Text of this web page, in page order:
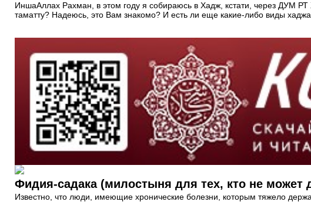
ИншаАллах Рахман, в этом году я собираюсь в Хадж, кстати, через ДУМ
таматту? Надеюсь, это Вам знакомо? И есть ли еще какие-либо виды
Фидия-садака (милостыня для тех, кто не может
Известно, что люди, имеющие хронические болезни, которым тяжело